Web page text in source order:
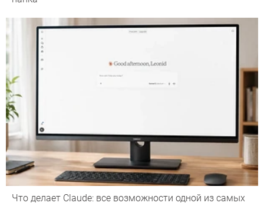
Что делает Сlaude: все возможности одной из самых